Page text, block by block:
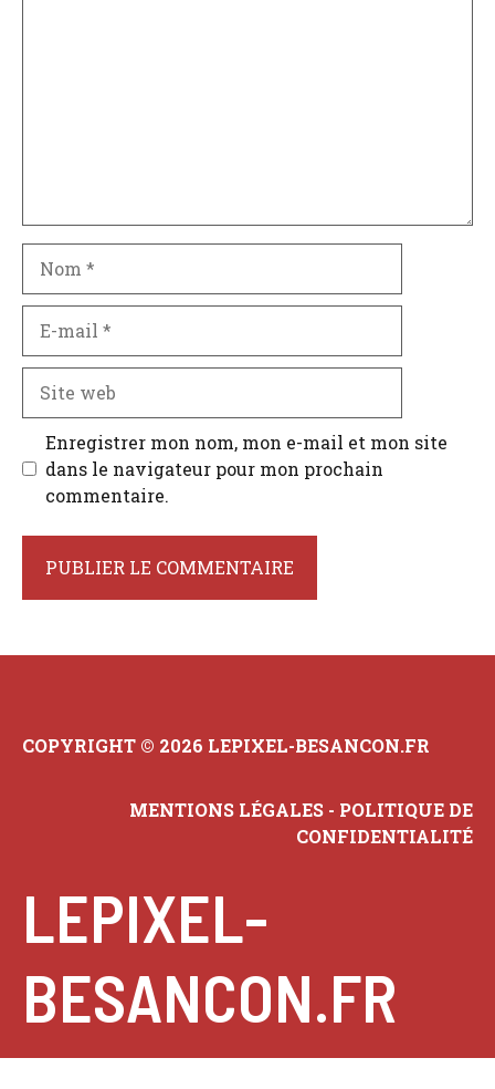
mail
web
Enregistrer mon nom, mon e-mail et mon site
dans le navigateur pour mon prochain
commentaire.
COPYRIGHT © 2026 LEPIXEL-BESANCON.FR
MENTIONS LÉGALES - POLITIQUE DE
CONFIDENTIALITÉ
LEPIXEL-
BESANCON.FR